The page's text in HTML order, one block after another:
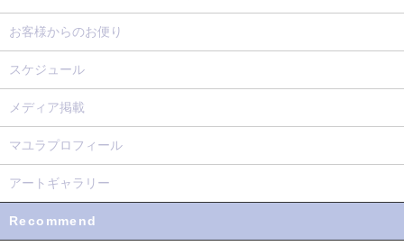
お客様からのお便り
スケジュール
メディア掲載
マユラプロフィール
アートギャラリー
Recommend